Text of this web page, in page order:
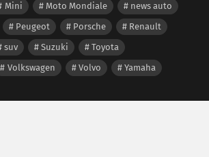
Mini Moto Mondiale
news auto
Peugeot Porsche
Renault
suv Suzuki
Toyota
Volkswagen Volvo Yamaha